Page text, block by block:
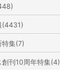
(4431)
特集(7)
創刊10周年特集(4)